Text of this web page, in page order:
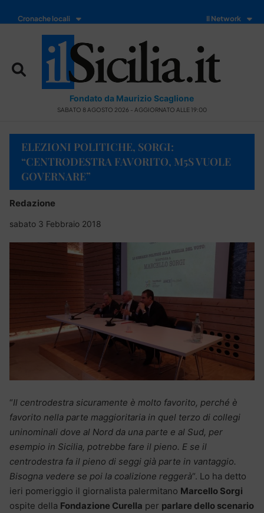
Cronache locali Il Network
Fondato da Maurizio Scaglione
SABATO 8 AGOSTO 2026 - AGGIORNATO ALLE 19:00
ELEZIONI POLITICHE, SORGI:
“CENTRODESTRA FAVORITO, M5S VUOLE
GOVERNARE”
Redazione
sabato 3 Febbraio 2018
“Il centrodestra sicuramente è molto favorito, perché è
favorito nella parte maggioritaria in quel terzo di collegi
uninominali dove al Nord da una parte e al Sud, per
esempio in Sicilia, potrebbe fare il pieno. E se il
centrodestra fa il pieno di seggi già parte in vantaggio.
Bisogna vedere se poi la coalizione reggerà“. Lo ha detto
ieri pomeriggio il giornalista palermitano Marcello Sorgi
ospite della Fondazione Curella per parlare dello scenario